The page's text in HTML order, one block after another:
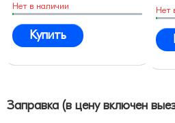
Нет в наличии
Купить
Нет
Заправка (в цену включен